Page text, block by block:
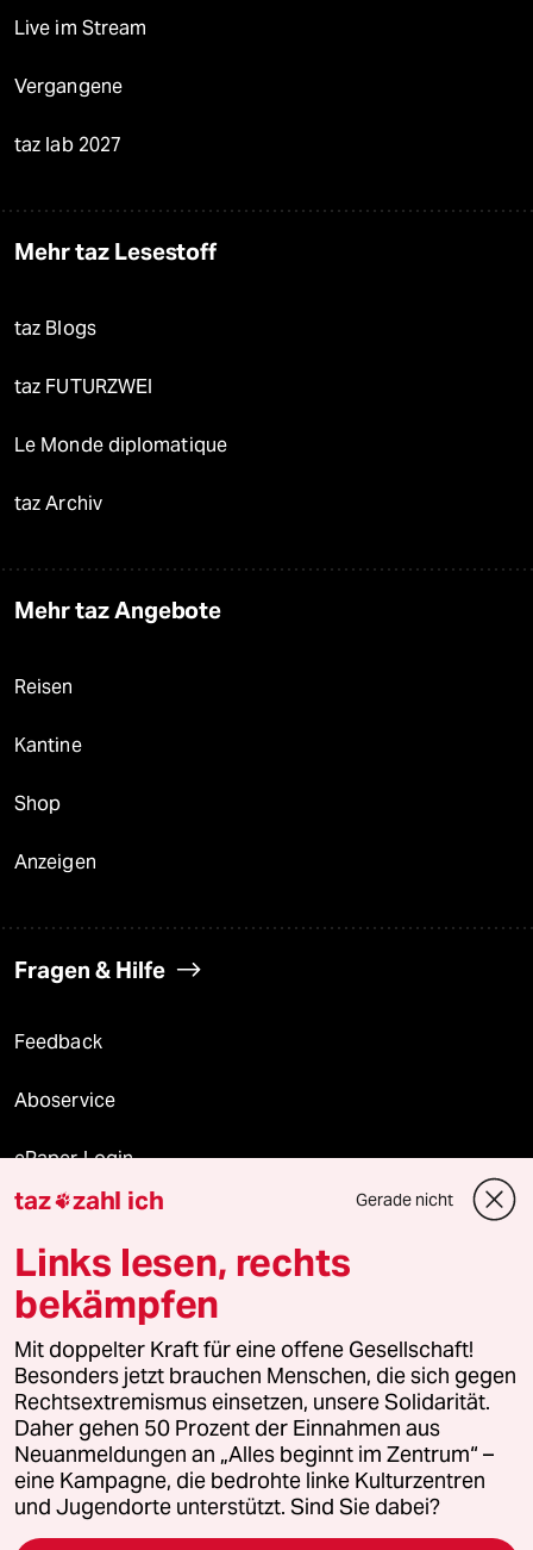
Live im Stream
Vergangene
taz lab 2027
Mehr taz Lesestoff
taz Blogs
taz FUTURZWEI
Le Monde diplomatique
taz Archiv
Mehr taz Angebote
Reisen
Kantine
Shop
Anzeigen
Fragen & Hilfe
Feedback
Aboservice
ePaper Login
Downloads für Abonnierende
© 2026 taz Verlags und Vertriebs GmbH
Alle Rechte vorbehalten. Bei rechtlichen Fragen oder für Genehmigungen
wenden Sie sich bitte an
lizenzen@taz.de
Feedback Redaktionsstatut Kommune-Richtlinien
Leitlinie Informant Datenschutz Impressum AGB
taz zahl ich Gerade nicht
Links lesen, rechts
bekämpfen
Mit doppelter Kraft für eine offene Gesellschaft!
Besonders jetzt brauchen Menschen, die sich gegen
Rechtsextremismus einsetzen, unsere Solidarität.
Daher gehen 50 Prozent der Einnahmen aus
Neuanmeldungen an „Alles beginnt im Zentrum“ –
eine Kampagne, die bedrohte linke Kulturzentren
und Jugendorte unterstützt. Sind Sie dabei?